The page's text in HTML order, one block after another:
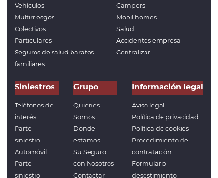
Vehículos
Multirriesgos
Colectivos
Particulares
Seguros de salud baratos
familiares
Campers
Mobil homes
Salud
Accidentes empresa
Centralizar
Siniestros
Teléfonos de
interés
Parte
siniestro
Automóvil
Parte
siniestro
Grupo
Quienes
Somos
Donde
estamos
Su Seguro
con Nosotros
Contactar
Información legal
Aviso legal
Política de privacidad
Política de cookies
Procedimiento de
contratación
Formulario
desestimiento